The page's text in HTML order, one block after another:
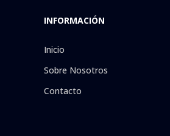
INFORMACIÓN
Inicio
Sobre Nosotros
Contacto